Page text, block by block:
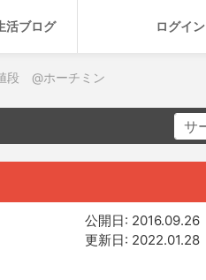
活ブログ ログイン
段 @ホーチミン
公開日: 2016.09.26
更新日: 2022.01.28